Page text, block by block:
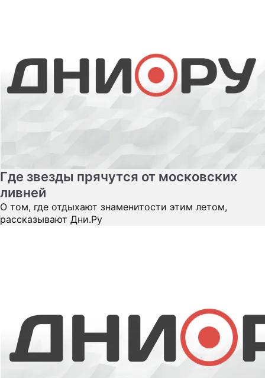
Где звезды прячутся от московских
ливней
О том, где отдыхают знаменитости этим летом,
рассказывают Дни.Ру